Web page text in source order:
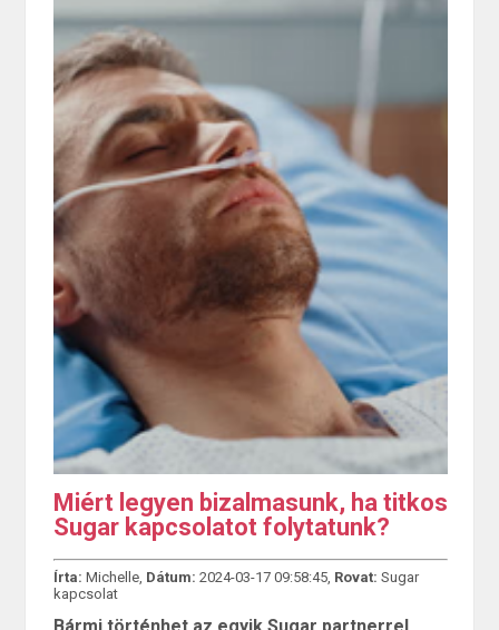
Miért legyen bizalmasunk, ha titkos
Sugar kapcsolatot folytatunk?
Írta: Michelle, Dátum: 2024-03-17 09:58:45, Rovat: Sugar
kapcsolat